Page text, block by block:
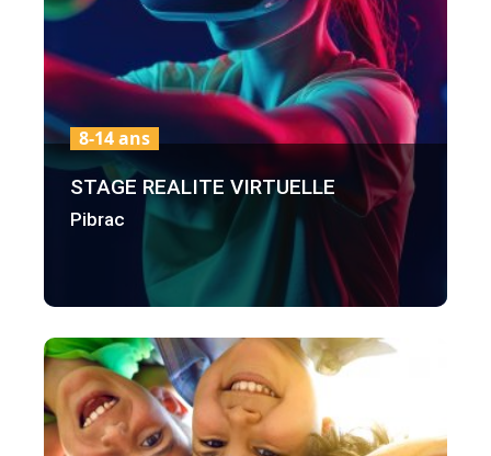
STAGE REALITE VIRTUELLE
Pibrac
8-14 ans